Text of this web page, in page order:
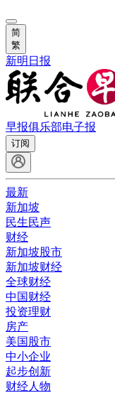
简
繁
新明日报
早报俱乐部电子报
订阅
最新
新加坡
民生民声
财经
新加坡股市
新加坡财经
全球财经
中国财经
投资理财
房产
美国股市
中小企业
起步创新
财经人物